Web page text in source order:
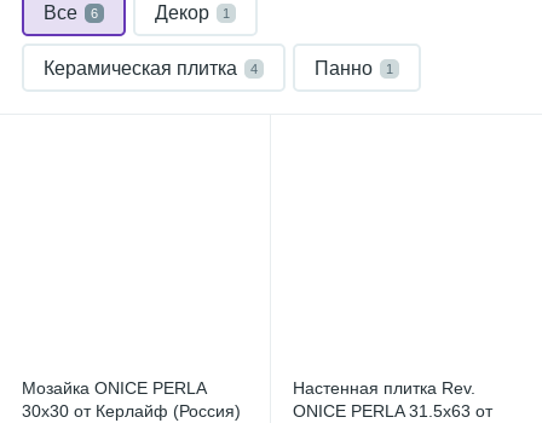
Все 6 Декор 1
Керамическая плитка 4 Панно 1
Мозайка ONICE PERLA
30x30 от Керлайф (Россия)
Настенная плитка Rev.
ONICE PERLA 31.5x63 от